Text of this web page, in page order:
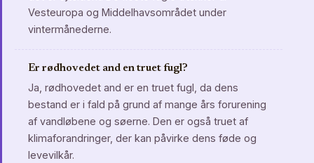
Vesteuropa og Middelhavsområdet under
vintermånederne.
Er rødhovedet and en truet fugl?
Ja, rødhovedet and er en truet fugl, da dens
bestand er i fald på grund af mange års forurening
af vandløbene og søerne. Den er også truet af
klimaforandringer, der kan påvirke dens føde og
levevilkår.